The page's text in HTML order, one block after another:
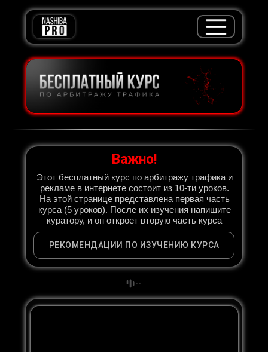
Этот бесплатный курс по арбитражу трафика и
рекламе в интернете состоит из 10-ти уроков.
На этой странице представлена первая часть
курса (5 уроков). После их изучения напишите
куратору, и он откроет вторую часть курса
РЕКОМЕНДАЦИИ ПО ИЗУЧЕНИЮ КУРСА
Важно!